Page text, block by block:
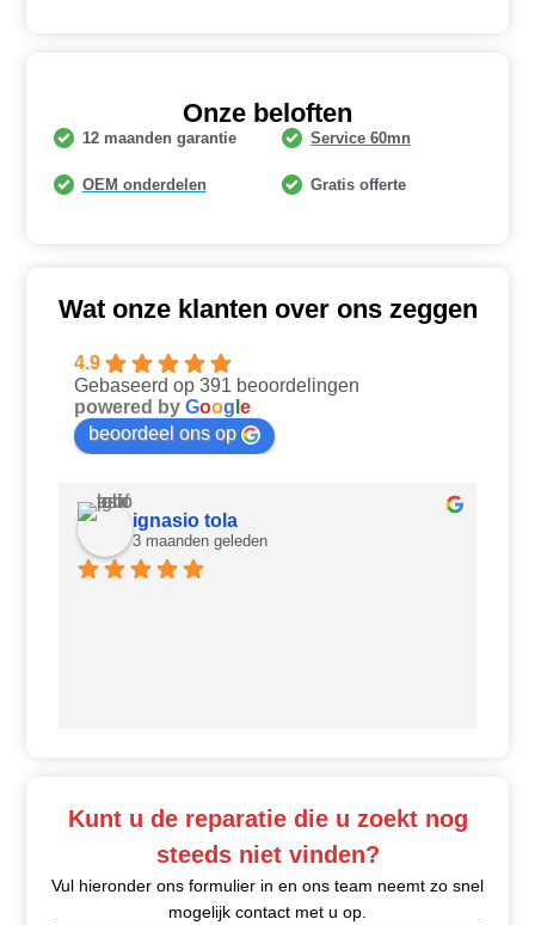
Onze beloften
12 maanden garantie Service 60mn
OEM onderdelen Gratis offerte
Wat onze klanten over ons zeggen
4.9
Gebaseerd op 391 beoordelingen
powered byGoog le
beoordeel ons op
ignasio tola
3 maanden geleden
Kunt u de reparatie die u zoekt nog
steeds niet vinden?
Vul hieronder ons formulier in en ons team neemt zo snel
mogelijk contact met u op.